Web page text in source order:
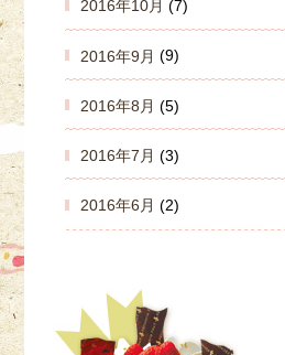
2016年10月 (7)
2016年9月 (9)
2016年8月 (5)
2016年7月 (3)
2016年6月 (2)